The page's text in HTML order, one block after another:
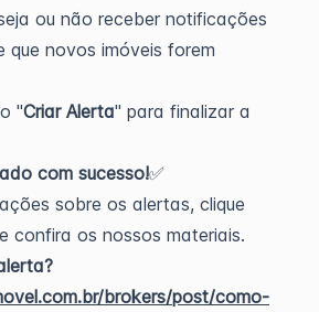
ou não receber notificações
que novos imóveis forem
"Criar Alerta" para finalizar a
com sucesso!✅
sobre os alertas, clique
confira os nossos materiais.
brokers/post/como-